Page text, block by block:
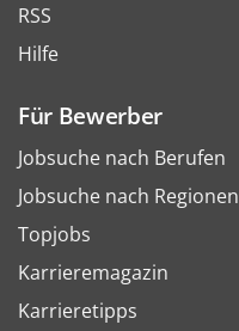
RSS
Hilfe
Für Bewerber
Jobsuche nach Berufen
Jobsuche nach Regionen
Topjobs
Karrieremagazin
Karrieretipps